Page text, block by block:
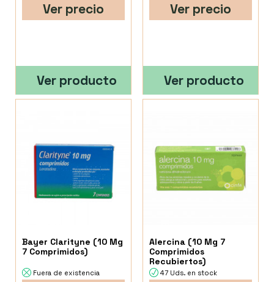
Ver precio
Ver producto
Ver precio
Ver producto
Bayer Clarityne (10 Mg
7 Comprimidos)
Fuera de existencia
Alercina (10 Mg 7
Comprimidos
Recubiertos)
47 Uds. en stock